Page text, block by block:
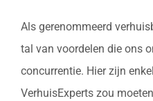
Als gerenommeerd
tal van voordelen die ons
concurrentie. Hier zijn
VerhuisExperts zou